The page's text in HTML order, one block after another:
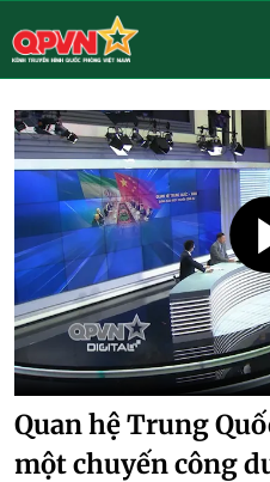
Quan hệ Trung
một chuyến công